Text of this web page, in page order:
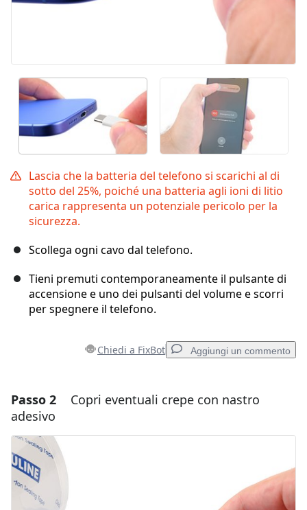
Lascia che la batteria del telefono si scarichi al di
sotto del 25%, poiché una batteria agli ioni di litio
carica rappresenta un potenziale pericolo per la
sicurezza.
Scollega ogni cavo dal telefono.
Tieni premuti contemporaneamente il pulsante di
accensione e uno dei pulsanti del volume e scorri
per spegnere il telefono.
Chiedi a FixBot Aggiungi un commento
Aggiungi un commento
Aggiungi Commento
Pubblica commento
Passo 2
Copri eventuali crepe con nastro
adesivo